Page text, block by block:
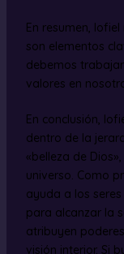
En resumen,
son elementos
debemos
valores en
En conclusión,
dentro de la
«belleza de
universo. Como
ayuda a los
para alcanzar la
atribuyen
visión interior. Si